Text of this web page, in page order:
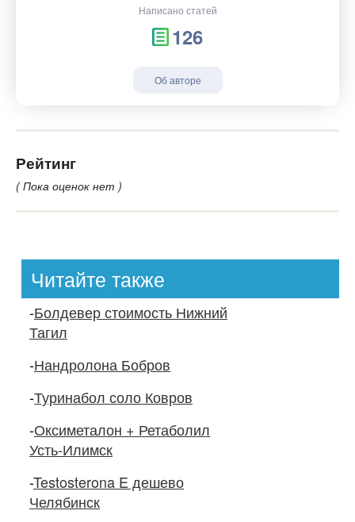
Написано статей
126
Об авторе
Рейтинг
( Пока оценок нет )
Читайте также
-Болдевер стоимость Нижний
Тагил
-Нандролона Бобров
-Туринабол соло Ковров
-Оксиметалон + Ретаболил
Усть-Илимск
-Testosterona E дешево
Челябинск